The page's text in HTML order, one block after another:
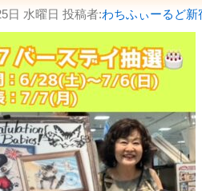
日 水曜日 投稿者:わちふぃーるど